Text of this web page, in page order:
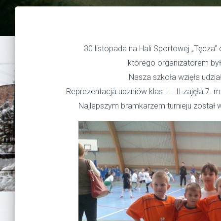
30 listopada na Hali Sportowej „Tęcza”
którego organizatorem
Nasza szkoła wzięła
Reprezentacja uczniów klas I – II zajęła 7.
Najlepszym bramkarzem turnieju został